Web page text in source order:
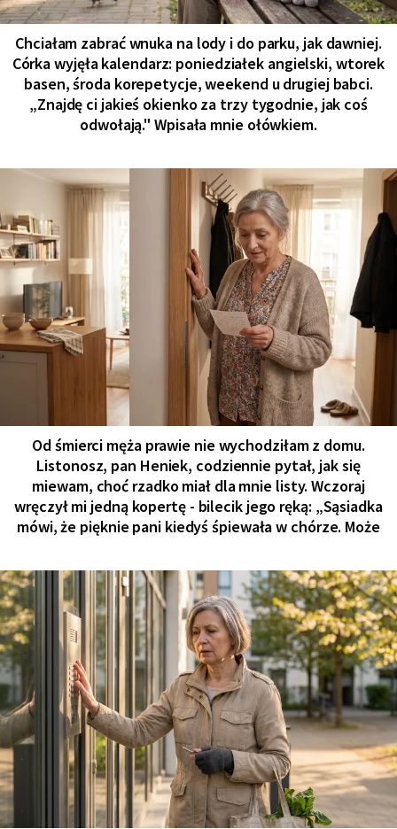
Chciałam zabrać wnuka na lody i do parku, jak dawniej.
Córka wyjęła kalendarz: poniedziałek angielski, wtorek
basen, środa korepetycje, weekend u drugiej babci.
„Znajdę ci jakieś okienko za trzy tygodnie, jak coś
odwołają." Wpisała mnie ołówkiem.
Od śmierci męża prawie nie wychodziłam z domu.
Listonosz, pan Heniek, codziennie pytał, jak się
miewam, choć rzadko miał dla mnie listy. Wczoraj
wręczył mi jedną kopertę - bilecik jego ręką: „Sąsiadka
mówi, że pięknie pani kiedyś śpiewała w chórze. Może